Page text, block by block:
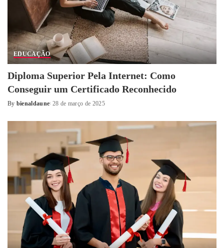
EDUCAÇÃO
Diploma Superior Pela Internet: Como
Conseguir um Certificado Reconhecido
Posted
By bienaldaune 28 de março de 2025